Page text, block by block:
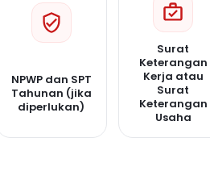
NPWP dan SPT
Tahunan (jika
diperlukan)
Surat
Keterangan
Kerja atau
Surat
Keterangan
Usaha